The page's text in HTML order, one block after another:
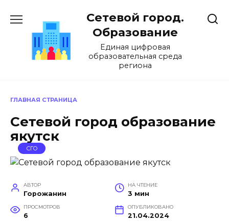
содержанию
Сетевой город.
Образование
Единая цифровая
образовательная среда
региона
ГЛАВНАЯ СТРАНИЦА
Сетевой город образование
якутск
СГО
АВТОР
Горожанин
НА ЧТЕНИЕ
3 мин
ПРОСМОТРОВ
6
ОПУБЛИКОВАНО
21.04.2024